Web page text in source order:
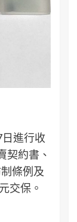
進行收
契約書、
條例及
交保。